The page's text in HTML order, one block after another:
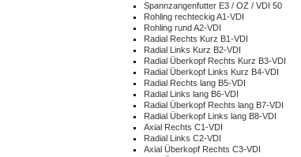
Spannzangenfutter E3 / OZ / VDI 50
Rohling rechteckig A1-VDI
Rohling rund A2-VDI
Radial Rechts Kurz B1-VDI
Radial Links Kurz B2-VDI
Radial Überkopf Rechts Kurz B3-VDI
Radial Überkopf Links Kurz B4-VDI
Radial Rechts lang B5-VDI
Radial Links lang B6-VDI
Radial Überkopf Rechts lang B7-VDI
Radial Überkopf Links lang B8-VDI
Axial Rechts C1-VDI
Radial Links C2-VDI
Axial Überkopf Rechts C3-VDI